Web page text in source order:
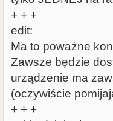
+ + +
edit:
Ma to poważne
Zawsze będzie
urządzenie ma
(oczywiście
+ + +